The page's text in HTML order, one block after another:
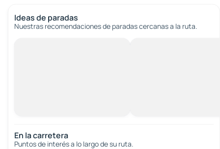
Ideas de paradas
Nuestras recomendaciones de paradas cercanas a la ruta.
En la carretera
Puntos de interés a lo largo de su ruta.